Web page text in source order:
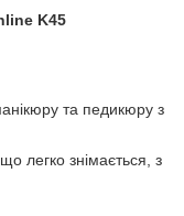
K45
та педикюру з
легко знімається, з